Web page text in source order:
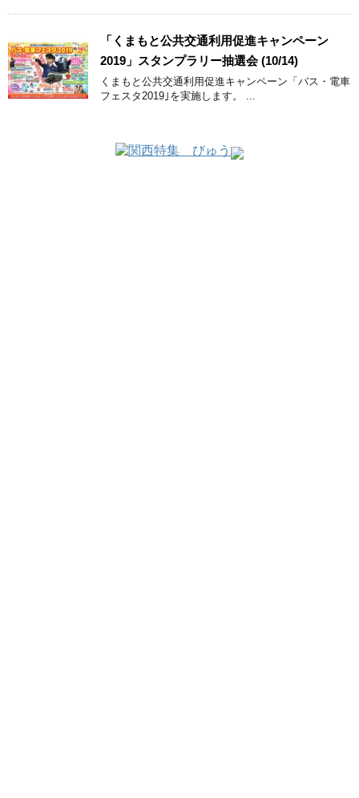
「くまもと公共交通利用促進キャンペーン
2019」スタンプラリー抽選会 (10/14)
くまもと公共交通利用促進キャンペーン「バス・電車
フェスタ2019｣を実施します。 ...